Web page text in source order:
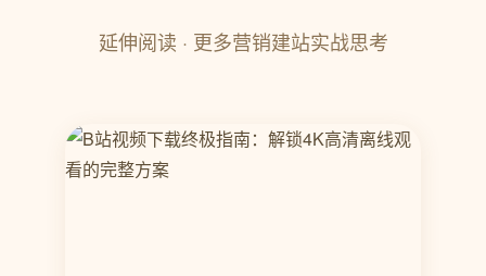
延伸阅读 · 更多营销建站实战思考